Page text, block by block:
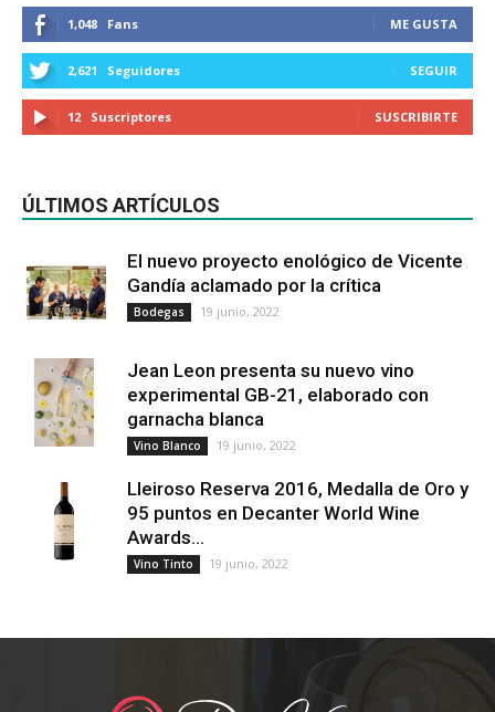
1,048 Fans ME GUSTA
2,621 Seguidores SEGUIR
12 Suscriptores SUSCRIBIRTE
ÚLTIMOS ARTÍCULOS
El nuevo proyecto enológico de Vicente
Gandía aclamado por la crítica
Bodegas 19 junio, 2022
Jean Leon presenta su nuevo vino
experimental GB-21, elaborado con
garnacha blanca
Vino Blanco 19 junio, 2022
Lleiroso Reserva 2016, Medalla de Oro y
95 puntos en Decanter World Wine
Awards...
Vino Tinto 19 junio, 2022